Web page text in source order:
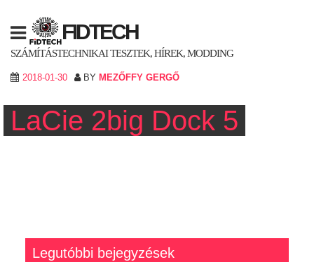
content
FIDTECH
SZÁMÍTÁSTECHNIKAI TESZTEK, HÍREK, MODDING
2018-01-30 BY MEZŐFFY GERGŐ
LaCie 2big Dock 5
Legutóbbi bejegyzések